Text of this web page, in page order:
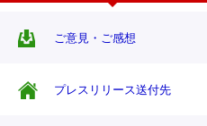
ご意見・ご感想
プレスリリース送付先